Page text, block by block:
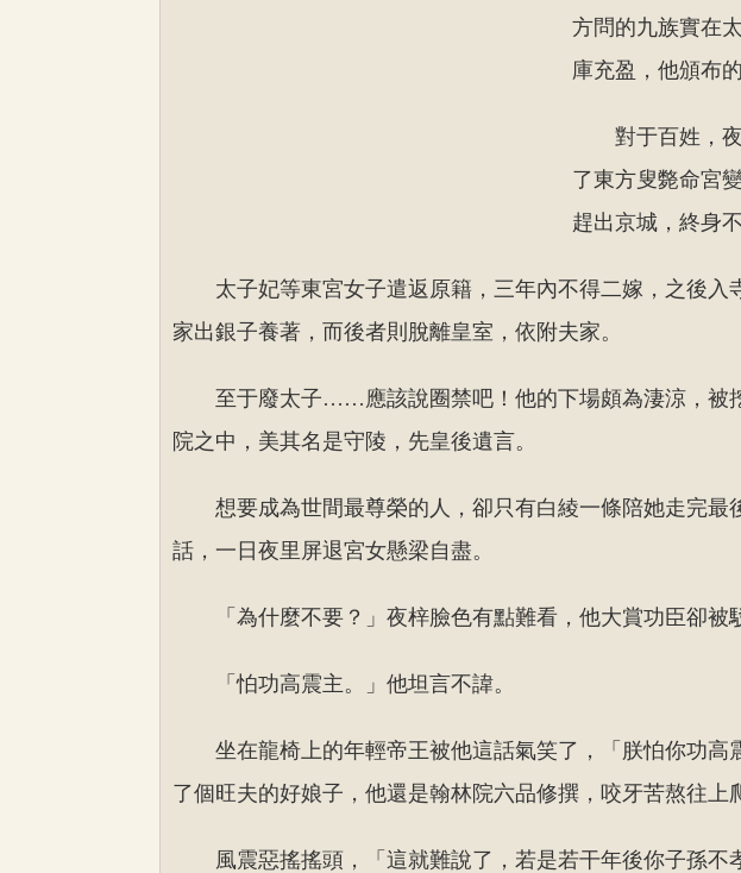
方問的九族實在
庫充盈，他頒布
對于百姓，
了東方叟斃命宮
趕出京城，終身
太子妃等東宮女子遣返原籍，三年內不得二嫁，之後
家出銀子養著，而後者則脫離皇室，依附夫家。
至于廢太子……應該說圈禁吧！他的下場頗為淒涼，被
院之中，美其名是守陵，先皇後遺言。
想要成為世間最尊榮的人，卻只有白綾一條陪她走完
話，一日夜里屏退宮女懸梁自盡。
「為什麼不要？」夜梓臉色有點難看，他大賞功臣卻被
「怕功高震主。」他坦言不諱。
坐在龍椅上的年輕帝王被他這話氣笑了，「朕怕你功
了個旺夫的好娘子，他還是翰林院六品修撰，咬牙苦熬往上
風震惡搖搖頭，「這就難說了，若是若干年後你子孫